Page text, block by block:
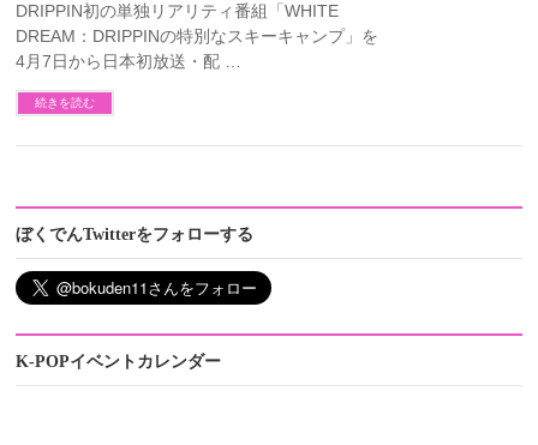
DRIPPIN初の単独リアリティ番組「WHITE
DREAM：DRIPPINの特別なスキーキャンプ」を
4月7日から日本初放送・配 …
続きを読む
ぼくでんTwitterをフォローする
K-POPイベントカレンダー